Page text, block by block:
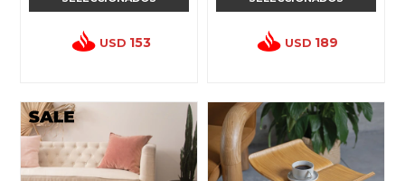
USD 153 USD 189